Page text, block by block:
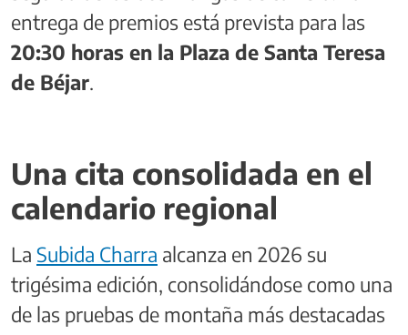
entrega de premios está prevista para las
20:30 horas en la Plaza de Santa Teresa
de Béjar.
Una cita consolidada en el
calendario regional
La Subida Charra alcanza en 2026 su
trigésima edición, consolidándose como una
de las pruebas de montaña más destacadas